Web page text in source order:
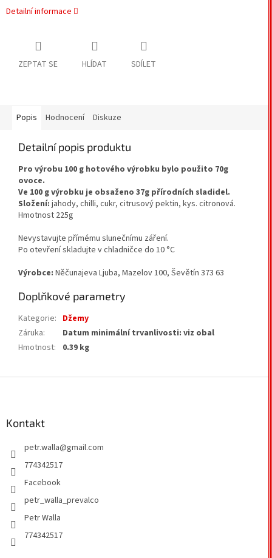
Detailní informace
ZEPTAT SE HLÍDAT SDÍLET
Popis Hodnocení Diskuze
Detailní popis produktu
Pro výrobu 100 g hotového výrobku bylo použito 70g
ovoce.
Ve 100 g výrobku je obsaženo 37g přírodních sladidel.
Složení: jahody, chilli, cukr, citrusový pektin, kys. citronová.
Hmotnost 225g
Nevystavujte přímému slunečnímu záření.
Po otevření skladujte v chladničce do 10 °C
Výrobce: Něčunajeva Ljuba, Mazelov 100, Ševětín 373 63
Doplňkové parametry
Kategorie: Džemy
Záruka:
Datum minimální trvanlivosti: viz obal
Hmotnost: 0.39 kg
Kontakt
petr.walla@gmail.com
774342517
Facebook
petr_walla_prevalco
Petr Walla
774342517